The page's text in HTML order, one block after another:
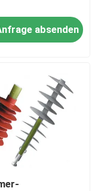
absenden